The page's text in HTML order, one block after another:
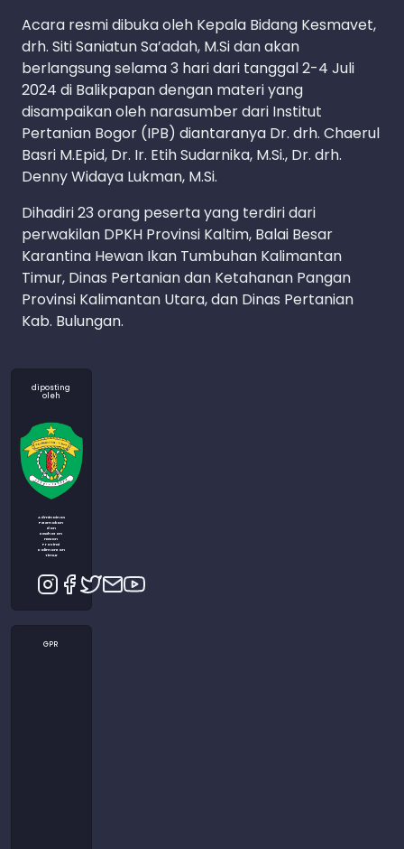
Acara resmi dibuka oleh Kepala Bidang Kesmavet,
drh. Siti Saniatun Sa’adah, M.Si dan akan
berlangsung selama 3 hari dari tanggal 2-4 Juli
2024 di Balikpapan dengan materi yang
disampaikan oleh narasumber dari Institut
Pertanian Bogor (IPB) diantaranya Dr. drh. Chaerul
Basri M.Epid, Dr. Ir. Etih Sudarnika, M.Si., Dr. drh.
Denny Widaya Lukman, M.Si.
Dihadiri 23 orang peserta yang terdiri dari
perwakilan DPKH Provinsi Kaltim, Balai Besar
Karantina Hewan Ikan Tumbuhan Kalimantan
Timur, Dinas Pertanian dan Ketahanan Pangan
Provinsi Kalimantan Utara, dan Dinas Pertanian
Kab. Bulungan.
diposting
oleh
Admin Dinas
Peternakan
dan
Kesehatan
Hewan
Provinsi
Kalimantan
Timur
GPR